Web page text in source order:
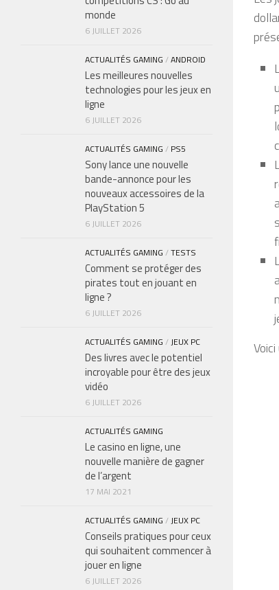
monde
6 JUILLET 2026
ACTUALITÉS GAMING /ANDROID
Les meilleures nouvelles
technologies pour les jeux en
ligne
6 JUILLET 2026
ACTUALITÉS GAMING / PS5
Sony lance une nouvelle
bande-annonce pour les
nouveaux accessoires de la
PlayStation 5
6 JUILLET 2026
ACTUALITÉS GAMING /TESTS
Comment se protéger des
pirates tout en jouant en
ligne ?
6 JUILLET 2026
ACTUALITÉS GAMING /JEUX PC
Des livres avec le potentiel
incroyable pour être des jeux
vidéo
6 JUILLET 2026
ACTUALITÉS GAMING
Le casino en ligne, une
nouvelle manière de gagner
de l’argent
17 MAI 2021
ACTUALITÉS GAMING /JEUX PC
Conseils pratiques pour ceux
qui souhaitent commencer à
jouer en ligne
6 JUILLET 2026